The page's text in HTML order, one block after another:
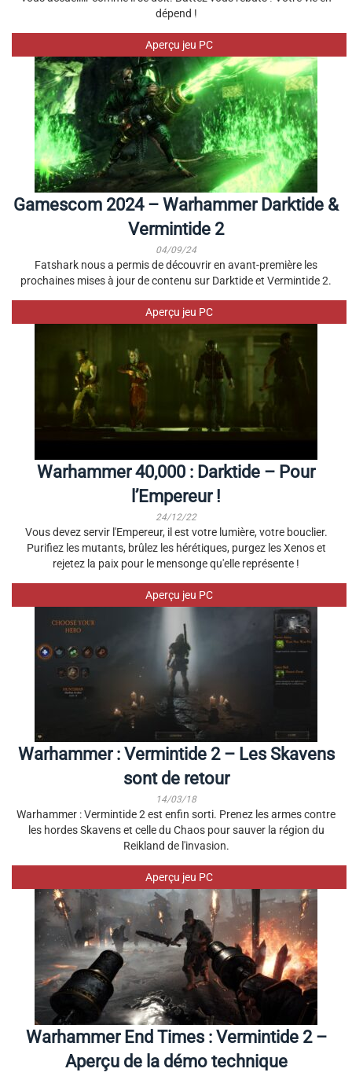
dépend !
Aperçu jeu PC
Gamescom 2024 – Warhammer Darktide &
Vermintide 2
04/09/24
Fatshark nous a permis de découvrir en avant-première les
prochaines mises à jour de contenu sur Darktide et Vermintide 2.
Aperçu jeu PC
Warhammer 40,000 : Darktide – Pour
l’Empereur !
24/12/22
Vous devez servir l'Empereur, il est votre lumière, votre bouclier.
Purifiez les mutants, brûlez les hérétiques, purgez les Xenos et
rejetez la paix pour le mensonge qu'elle représente !
Aperçu jeu PC
Warhammer : Vermintide 2 – Les Skavens
sont de retour
14/03/18
Warhammer : Vermintide 2 est enfin sorti. Prenez les armes contre
les hordes Skavens et celle du Chaos pour sauver la région du
Reikland de l'invasion.
Aperçu jeu PC
Warhammer End Times : Vermintide 2 –
Aperçu de la démo technique